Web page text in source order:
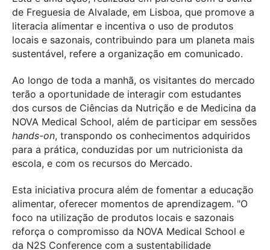
de Freguesia de Alvalade, em Lisboa, que promove a
literacia alimentar e incentiva o uso de produtos
locais e sazonais, contribuindo para um planeta mais
sustentável, refere a organização em comunicado.
Ao longo de toda a manhã, os visitantes do mercado
terão a oportunidade de interagir com estudantes
dos cursos de Ciências da Nutrição e de Medicina da
NOVA Medical School, além de participar em sessões
hands-on, transpondo os conhecimentos adquiridos
para a prática, conduzidas por um nutricionista da
escola, e com os recursos do Mercado.
Esta iniciativa procura além de fomentar a educação
alimentar, oferecer momentos de aprendizagem. "O
foco na utilização de produtos locais e sazonais
reforça o compromisso da NOVA Medical School e
da N2S Conference com a sustentabilidade